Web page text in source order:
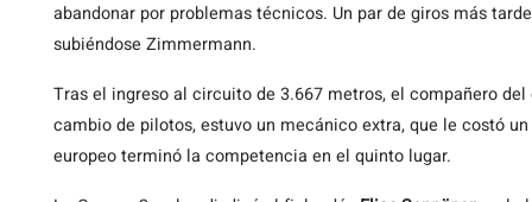
abandonar por problemas técnicos. Un par de giros más
subiéndose Zimmermann.
Tras el ingreso al circuito de 3.667 metros, el compañero
cambio de pilotos, estuvo un mecánico extra, que le costó
europeo terminó la competencia en el quinto lugar.